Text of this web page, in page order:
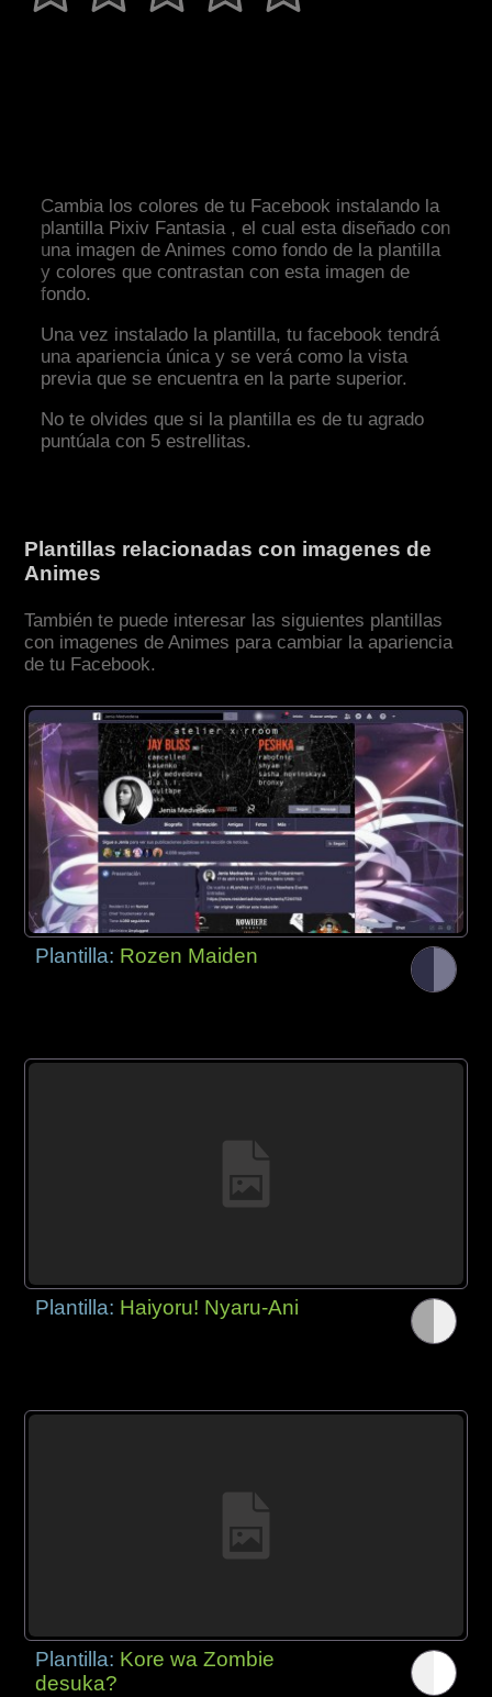
Cambia los colores de tu Facebook instalando la
plantilla Pixiv Fantasia , el cual esta diseñado con
una imagen de Animes como fondo de la plantilla
y colores que contrastan con esta imagen de
fondo.
Una vez instalado la plantilla, tu facebook tendrá
una apariencia única y se verá como la vista
previa que se encuentra en la parte superior.
No te olvides que si la plantilla es de tu agrado
puntúala con 5 estrellitas.
Plantillas relacionadas con imagenes de
Animes
También te puede interesar las siguientes plantillas
con imagenes de Animes para cambiar la apariencia
de tu Facebook.
Plantilla: Rozen Maiden
Plantilla: Haiyoru! Nyaru-Ani
Plantilla: Kore wa Zombie
desuka?